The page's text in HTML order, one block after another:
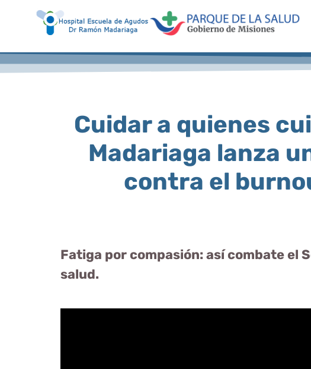
Cuidar a quienes
Madariaga lanza
contra el
Fatiga por compasión: así combate el
salud.